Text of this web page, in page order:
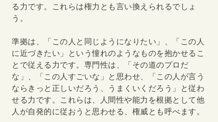
る力です。これらは権力とも言い換えられるでしょ
う。
準拠は、「この人と同じようになりたい」、「この人
に近づきたい」という憧れのようなものを抱かせるこ
とで従える力です。専門性は、「その道のプロだ
な」、「この人すごいな」と思わせ、「この人が言う
ならきっと正しいだろう、うまくいくだろう」と従わ
せる力です。これらは、人間性や能力を根拠として他
人が自発的に従おうと思わせる、権威とも呼べます。